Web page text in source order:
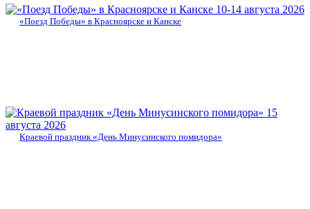
10-14 августа 2026
«Поезд Победы» в Красноярске и Канске
15
августа 2026
Краевой праздник «День Минусинского помидора»